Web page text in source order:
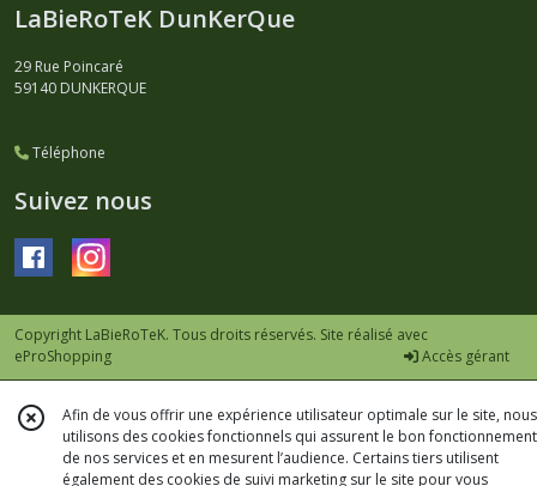
LaBieRoTeK DunKerQue
29 Rue Poincaré
59140 DUNKERQUE
Téléphone
Suivez nous
Copyright LaBieRoTeK. Tous droits réservés. Site réalisé avec
eProShopping
Accès gérant
Afin de vous offrir une expérience utilisateur optimale sur le site, nous
utilisons des cookies fonctionnels qui assurent le bon fonctionnement
de nos services et en mesurent l’audience. Certains tiers utilisent
également des cookies de suivi marketing sur le site pour vous